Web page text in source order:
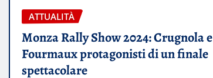
ATTUALITÀ
Monza Rally Show 2024: Crugnola e
Fourmaux protagonisti di un finale
spettacolare